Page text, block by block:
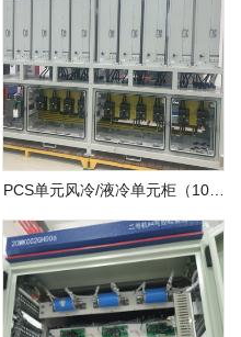
PCS单元风冷/液冷单元柜（10模